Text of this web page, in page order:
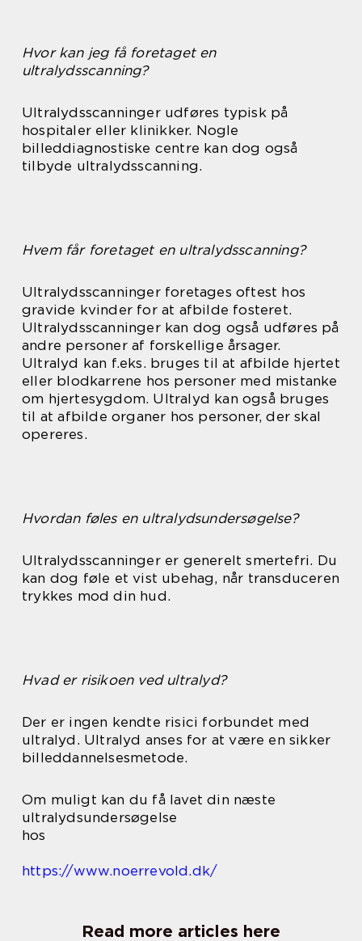
Hvor kan jeg få foretaget en
ultralydsscanning?
Ultralydsscanninger udføres typisk på
hospitaler eller klinikker. Nogle
billeddiagnostiske centre kan dog også
tilbyde ultralydsscanning.
Hvem får foretaget en ultralydsscanning?
Ultralydsscanninger foretages oftest hos
gravide kvinder for at afbilde fosteret.
Ultralydsscanninger kan dog også udføres på
andre personer af forskellige årsager.
Ultralyd kan f.eks. bruges til at afbilde hjertet
eller blodkarrene hos personer med mistanke
om hjertesygdom. Ultralyd kan også bruges
til at afbilde organer hos personer, der skal
opereres.
Hvordan føles en ultralydsundersøgelse?
Ultralydsscanninger er generelt smertefri. Du
kan dog føle et vist ubehag, når transduceren
trykkes mod din hud.
Hvad er risikoen ved ultralyd?
Der er ingen kendte risici forbundet med
ultralyd. Ultralyd anses for at være en sikker
billeddannelsesmetode.
Om muligt kan du få lavet din næste
ultralydsundersøgelse
hos
https://www.noerrevold.dk/
Read more articles here